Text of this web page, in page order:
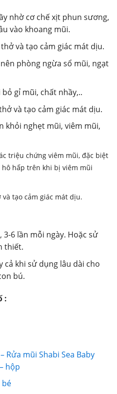
nhờ cơ chế xịt phun sương,
vào khoang mũi.
và tạo cảm giác mát dịu.
phòng ngừa sổ mũi, ngạt
gỉ mũi, chất nhầy,..
và tạo cảm giác mát dịu.
khỏi nghẹt mũi, viêm mũi,
triệu chứng viêm mũi, đặc biệt
hấp trên khi bị viêm mũi
tạo cảm giác mát dịu.
6 lần mỗi ngày. Hoặc sử
thiết.
cả khi sử dụng lâu dài cho
bú.
:
Rửa mũi Shabi Sea Baby
hộp
bé